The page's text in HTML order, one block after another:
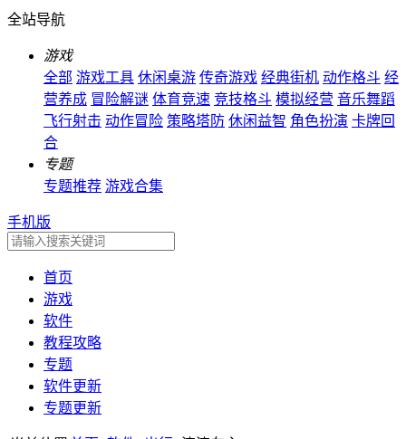
全站导航
游戏
全部 游戏工具 休闲桌游 传奇游戏 经典街机 动作格斗 经
营养成 冒险解谜 体育竞速 竞技格斗 模拟经营 音乐舞蹈
飞行射击 动作冒险 策略塔防 休闲益智 角色扮演 卡牌回
合
专题
专题推荐 游戏合集
手机版
首页
游戏
软件
教程攻略
专题
软件更新
专题更新